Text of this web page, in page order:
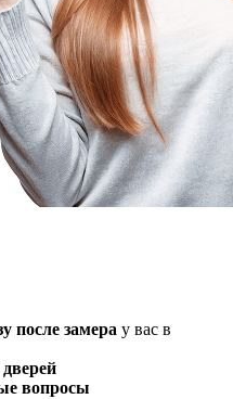
после замера у вас в
вопросы